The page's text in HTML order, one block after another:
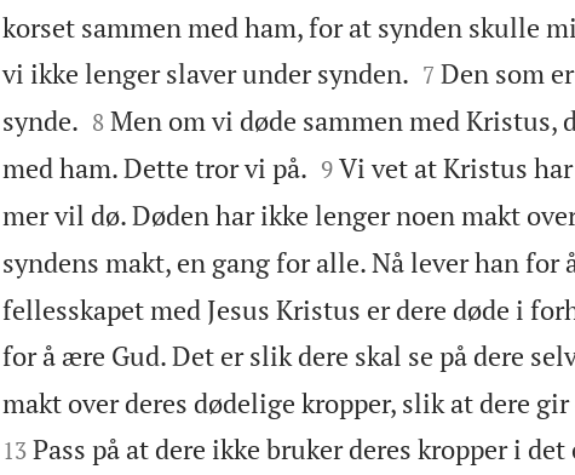
korset sammen med ham, for at synden skulle
vi ikke lenger slaver under synden.
7 Den som
synde.
8 Men om vi døde sammen med Kristus,
med ham. Dette tror vi på.
9 Vi vet at Kristus
mer vil dø. Døden har ikke lenger noen makt
syndens makt, en gang for alle. Nå lever han for
fellesskapet med Jesus Kristus er dere døde i
for å ære Gud. Det er slik dere skal se på dere
makt over deres dødelige kropper, slik at dere
13 Pass på at dere ikke bruker deres kropper i